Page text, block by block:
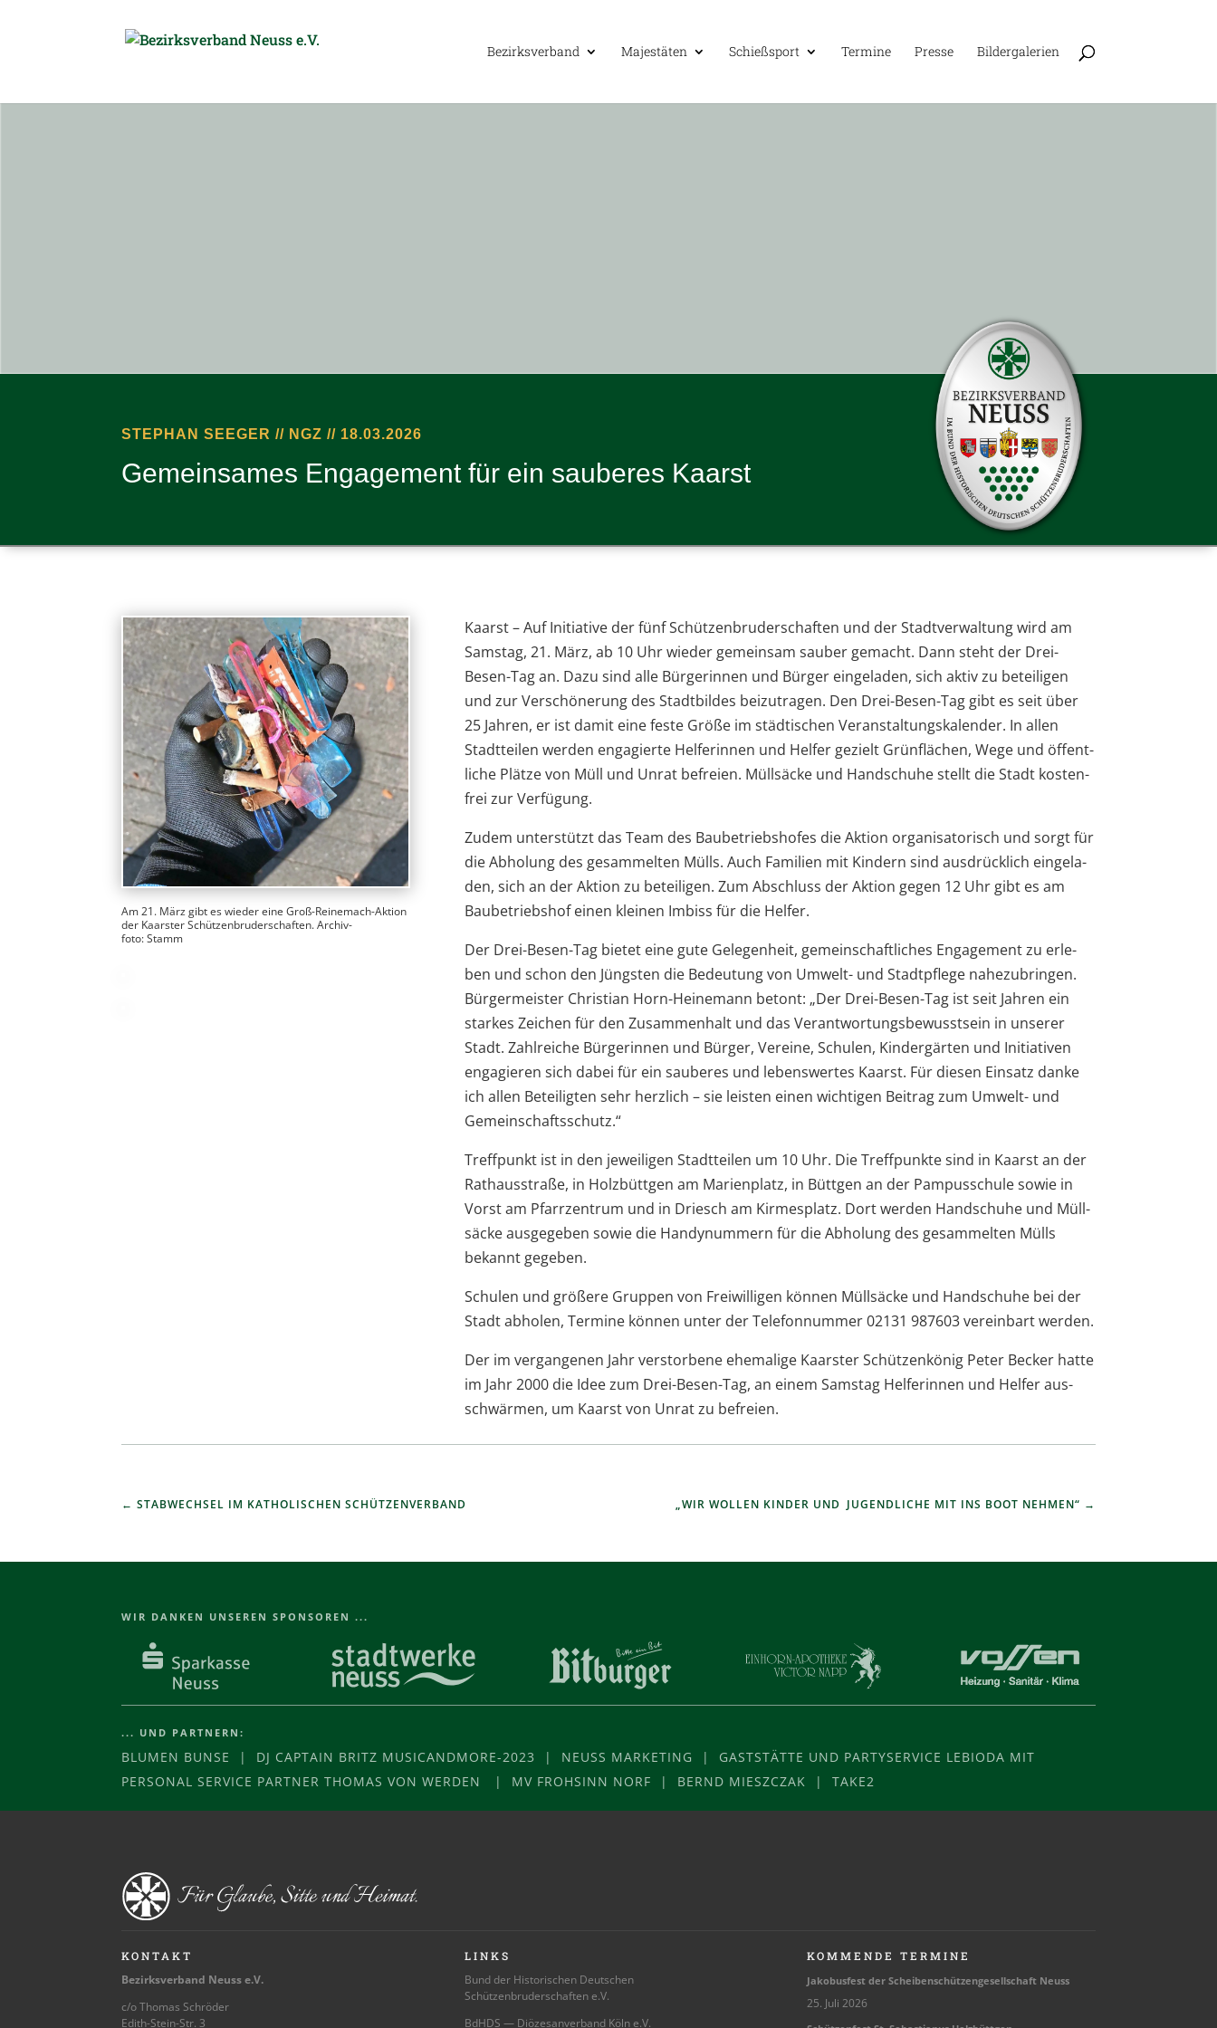
Bezirks­ver­band Majes­tä­ten Schieß­sport Ter­mine Presse Bil­der­ga­le­rien
STEPHAN SEEGER // NGZ // 18.03.2026
Gemein­sa­mes Enga­ge­ment für ein sau­be­res Kaarst
Am 21. März gibt es wie­der eine Groß-Rei­ne­mach-Aktion
der Kaars­ter Schüt­zen­bru­der­schaf­ten. Archiv­
foto: Stamm
Kaarst –Auf Initia­tive der fünf Schüt­zen­bru­der­schaf­ten und der Stadt­ver­wal­tung wird am
Sams­tag, 21. März, ab 10 Uhr wie­der gemein­sam sau­ber gemacht. Dann steht der Drei-
Besen-Tag an. Dazu sind alle Bür­ge­rin­nen und Bür­ger ein­ge­la­den, sich aktiv zu betei­li­gen
und zur Ver­schö­ne­rung des Stadt­bil­des bei­zu­tra­gen. Den Drei-Besen-Tag gibt es seit über
25 Jah­ren, er ist damit eine feste Größe im städ­ti­schen Ver­an­stal­tungs­ka­len­der. In allen
Stadt­tei­len wer­den enga­gierte Hel­fe­rin­nen und Hel­fer gezielt Grün­flä­chen, Wege und öffent­
li­che Plätze von Müll und Unrat befreien. Müll­sä­cke und Hand­schuhe stellt die Stadt kos­ten­
frei zur Verfügung.
Zudem unter­stützt das Team des Bau­be­triebs­ho­fes die Aktion orga­ni­sa­to­risch und sorgt für
die Abho­lung des gesam­mel­ten Mülls. Auch Fami­lien mit Kin­dern sind aus­drück­lich ein­ge­la­
den, sich an der Aktion zu betei­li­gen. Zum Abschluss der Aktion gegen 12 Uhr gibt es am
Bau­be­triebs­hof einen klei­nen Imbiss für die Helfer.
Der Drei-Besen-Tag bie­tet eine gute Gele­gen­heit, gemein­schaft­li­ches Enga­ge­ment zu erle­
ben und schon den Jüngs­ten die Bedeu­tung von Umwelt- und Stadt­pflege nahe­zu­brin­gen.
Bür­ger­meis­ter Chris­tian Horn-Hei­ne­mann betont: „Der Drei-Besen-Tag ist seit Jah­ren ein
star­kes Zei­chen für den Zusam­men­halt und das Ver­ant­wor­tungs­be­wusst­sein in unse­rer
Stadt. Zahl­rei­che Bür­ge­rin­nen und Bür­ger, Ver­eine, Schu­len, Kin­der­gär­ten und Initia­ti­ven
enga­gie­ren sich dabei für ein sau­be­res und lebens­wer­tes Kaarst. Für die­sen Ein­satz danke
ich allen Betei­lig­ten sehr herz­lich – sie leis­ten einen wich­ti­gen Bei­trag zum Umwelt- und
Gemeinschaftsschutz.“
Treff­punkt ist in den jewei­li­gen Stadt­tei­len um 10 Uhr. Die Treff­punkte sind in Kaarst an der
Rat­haus­straße, in Holz­bütt­gen am Mari­en­platz, in Bütt­gen an der Pam­pus­schule sowie in
Vorst am Pfarr­zen­trum und in Driesch am Kir­mes­platz. Dort wer­den Hand­schuhe und Müll­
sä­cke aus­ge­ge­ben sowie die Han­dy­num­mern für die Abho­lung des gesam­mel­ten Mülls
bekannt gegeben.
Schu­len und grö­ßere Grup­pen von Frei­wil­li­gen kön­nen Müll­sä­cke und Hand­schuhe bei der
Stadt abho­len, Ter­mine kön­nen unter der Tele­fon­num­mer 02131 987603 ver­ein­bart werden.
Der im ver­gan­ge­nen Jahr ver­stor­bene ehe­ma­lige Kaars­ter Schüt­zen­kö­nig Peter Becker hatte
im Jahr 2000 die Idee zum Drei-Besen-Tag, an einem Sams­tag Hel­fe­rin­nen und Hel­fer aus­
schwär­men, um Kaarst von Unrat zu befreien.
„WIR WOLLEN KINDER UND JUGENDLICHE MIT INS BOOT NEHMEN“
STABWECHSEL IM KATHOLISCHEN SCHÜTZENVERBAND
WIR DANKEN UNSEREN SPONSOREN ...
... UND PARTNERN:
BLUMEN BUNSE | DJ CAPTAIN BRITZ MUSICANDMORE-2023 | NEUSS MARKETING | GASTSTÄTTE UND PARTYSERVICE LEBIODA MIT
PERSONAL SERVICE PARTNER THOMAS VON WERDEN | MV FROHSINN NORF | BERND MIESZCZAK | TAKE2
KONTAKT
Bezirksverband Neuss e.V.
c/o Thomas Schröder
Edith-Stein-Str. 3
LINKS
Bund der Historischen Deutschen
Schützenbruderschaften e.V.
BdHDS — Diözesanverband Köln e.V.
KOMMENDE TERMINE
Jako­bus­fest der Schei­ben­schüt­zen­ge­sell­schaft Neuss
25. Juli 2026